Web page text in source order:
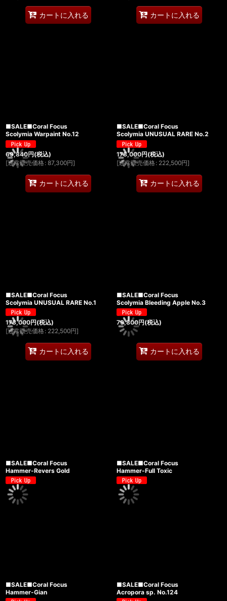
カートに入れる カートに入れる
■SALE■Coral Focus
Scolymia Warpaint No.12
69,840円(税込)
[通常販売価格 : 87,300円]
カートに入れる
■SALE■Coral Focus
Scolymia UNUSUAL RARE No.2
178,000円(税込)
[通常販売価格 : 222,500円]
カートに入れる
■SALE■Coral Focus
Scolymia UNUSUAL RARE No.1
178,000円(税込)
[通常販売価格 : 222,500円]
カートに入れる
■SALE■Coral Focus
Scolymia Bleeding Apple No.3
79,800円(税込)
カートに入れる
■SALE■Coral Focus
Hammer-Revers Gold
■SALE■Coral Focus
Hammer-Full Toxic
■SALE■Coral Focus
Hammer-Gian
■SALE■Coral Focus
Acropora sp. No.124